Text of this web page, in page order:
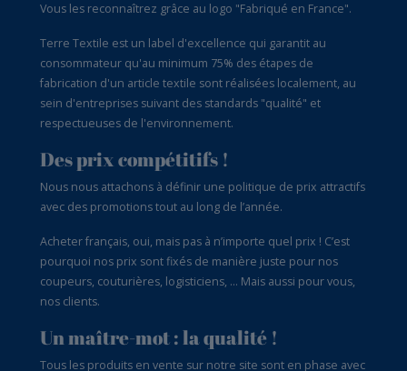
Vous les reconnaîtrez grâce au logo "Fabriqué en France".
Terre Textile est un label d'excellence qui garantit au
consommateur qu'au minimum 75% des étapes de
fabrication d'un article textile sont réalisées localement, au
sein d'entreprises suivant des standards "qualité" et
respectueuses de l'environnement.
Des prix compétitifs !
Nous nous attachons à définir une politique de prix attractifs
avec des promotions tout au long de l’année.
Acheter français, oui, mais pas à n’importe quel prix ! C’est
pourquoi nos prix sont fixés de manière juste pour nos
coupeurs, couturières, logisticiens, … Mais aussi pour vous,
nos clients.
Un maître-mot : la qualité !
Tous les produits en vente sur notre site sont en phase avec